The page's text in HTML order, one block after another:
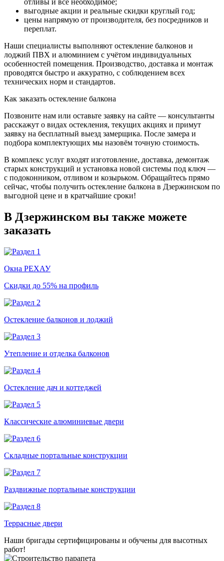
отливы и всё необходимое;
выгодные акции и реальные скидки круглый год;
цены напрямую от производителя, без посредников и
переплат.
Наши специалисты выполняют остекление балконов и
лоджий ПВХ и алюминием с учётом индивидуальных
особенностей помещения. Производство, доставка и монтаж
проводятся быстро и аккуратно, с соблюдением всех
технических норм и стандартов.
Как заказать остекление балкона
Позвоните нам или оставьте заявку на сайте — консультанты
расскажут о видах остекления, текущих акциях и примут
заявку на бесплатный выезд замерщика. После замера и
подбора комплектующих мы назовём точную стоимость.
В комплекс услуг входят изготовление, доставка, демонтаж
старых конструкций и установка новой системы под ключ —
с подоконником, отливом и козырьком. Обращайтесь прямо
сейчас, чтобы получить остекление балкона в Дзержинском по
выгодной цене и в кратчайшие сроки!
В Дзержинском вы также можете
заказать
Окна РЕХАУ
Скидки до 55% на профиль
Остекление балконов и лоджий
Утепление и отделка балконов
Остекление дач и коттеджей
Классические алюминиевые двери
Складные портальные конструкции
Раздвижные портальные конструкции
Террасные двери
Наши бригады сертифицированы и обучены для высотных
работ!